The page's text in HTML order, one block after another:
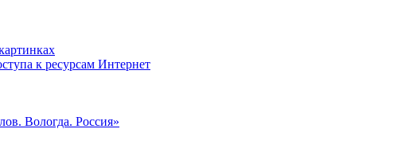
к ресурсам Интернет
Вологда. Россия»